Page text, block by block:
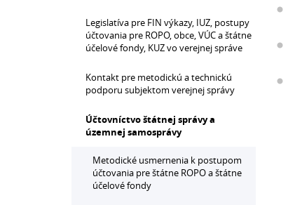
Legislatíva pre FIN výkazy, IUZ, postupy
účtovania pre ROPO, obce, VÚC a štátne
účelové fondy, KUZ vo verejnej správe
Kontakt pre metodickú a technickú
podporu subjektom verejnej správy
Účtovníctvo štátnej správy a
územnej samosprávy
Metodické usmernenia k postupom
účtovania pre štátne ROPO a štátne
účelové fondy